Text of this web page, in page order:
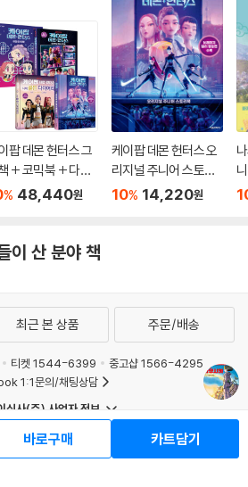
팝 데몬 헌터스 그
+ 코믹북 + 다이
+ 스토리북 세트
% 48,440원
케이팝 데몬 헌터스 오
리지널 주니어 스토리
북
10% 14,220원
이 산 분야 책
바로구매 카트담기
최근 본 상품 주문/배송
티켓 1544-6399
중고샵 1566-4295
1:1문의/채팅상담
십사(주) 사업자 정보
개인정보처리방침
청소년보호정책
거래처관계자께